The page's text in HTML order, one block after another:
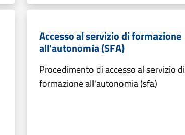
Accesso al servizio di formazione
all'autonomia (SFA)
Procedimento di accesso al servizio di
formazione all'autonomia (sfa)